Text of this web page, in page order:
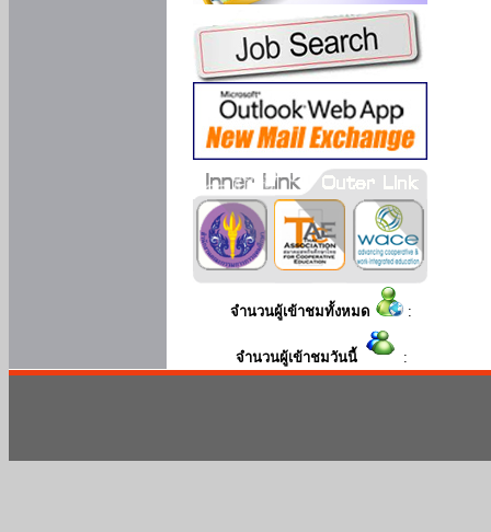
จำนวนผู้เข้าชมทั้งหมด :
จำนวนผู้เข้าชมวันนี้ :